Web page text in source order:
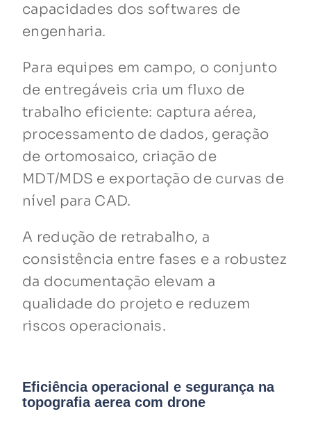
capacidades dos softwares de
engenharia.
Para equipes em campo, o conjunto
de entregáveis cria um fluxo de
trabalho eficiente: captura aérea,
processamento de dados, geração
de ortomosaico, criação de
MDT/MDS e exportação de curvas de
nível para CAD.
A redução de retrabalho, a
consistência entre fases e a robustez
da documentação elevam a
qualidade do projeto e reduzem
riscos operacionais.
Eficiência operacional e segurança na
topografia aerea com drone